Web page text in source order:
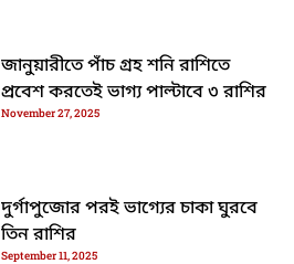
জানুয়ারীতে পাঁচ গ্রহ শনি রাশিতে
প্রবেশ করতেই ভাগ্য পাল্টাবে ৩ রাশির
November 27, 2025
দুর্গাপুজোর পরই ভাগ্যের চাকা ঘুরবে
তিন রাশির
September 11, 2025